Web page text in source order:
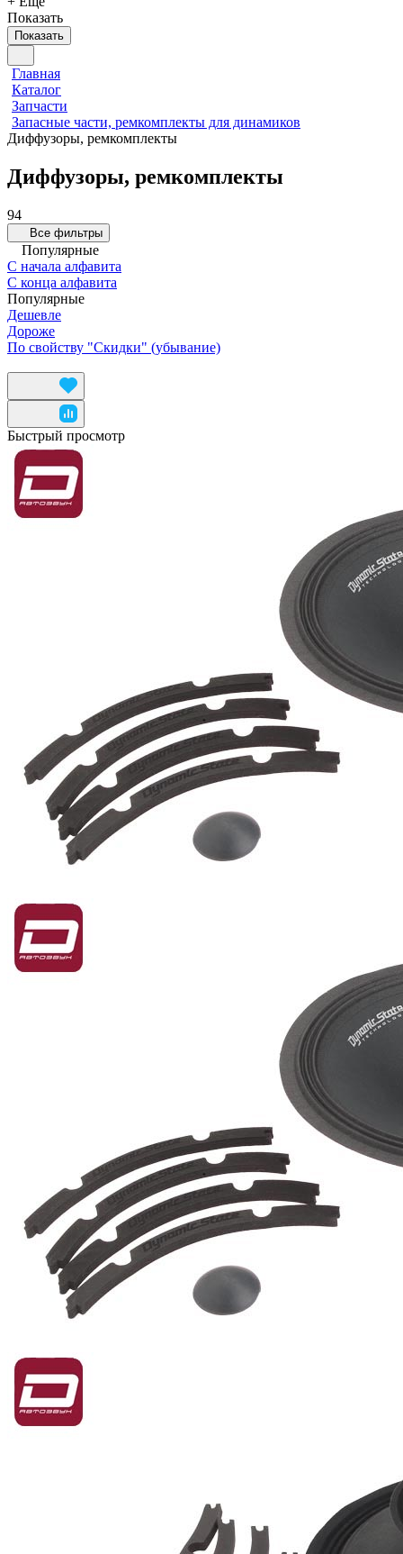
Показать
Показать
Главная
Каталог
Запчасти
Запасные части, ремкомплекты для динамиков
Диффузоры, ремкомплекты
Диффузоры, ремкомплекты
94
Все фильтры
Популярные
С начала алфавита
С конца алфавита
Популярные
Дешевле
Дороже
По свойству "Скидки" (убывание)
Быстрый просмотр